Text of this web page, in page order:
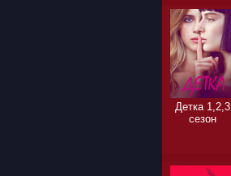
Детка 1,2,3
сезон